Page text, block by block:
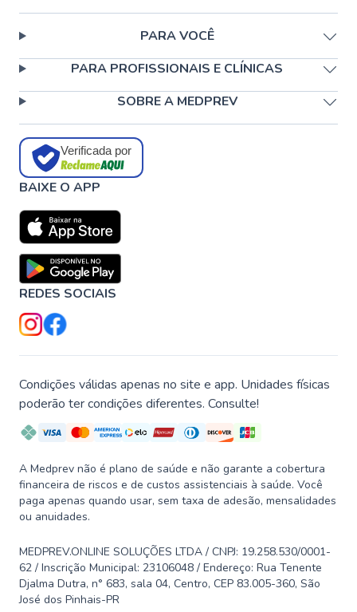
PARA VOCÊ
PARA PROFISSIONAIS E CLÍNICAS
SOBRE A MEDPREV
Verificada por
BAIXE O APP
REDES SOCIAIS
Condições válidas apenas no site e app. Unidades físicas
poderão ter condições diferentes. Consulte!
A Medprev não é plano de saúde e não garante a cobertura
financeira de riscos e de custos assistenciais à saúde. Você
paga apenas quando usar, sem taxa de adesão, mensalidades
ou anuidades.
MEDPREV.ONLINE SOLUÇÕES LTDA / CNPJ: 19.258.530/0001-
62 / Inscrição Municipal: 23106048 / Endereço: Rua Tenente
Djalma Dutra, n° 683, sala 04, Centro, CEP 83.005-360, São
José dos Pinhais-PR